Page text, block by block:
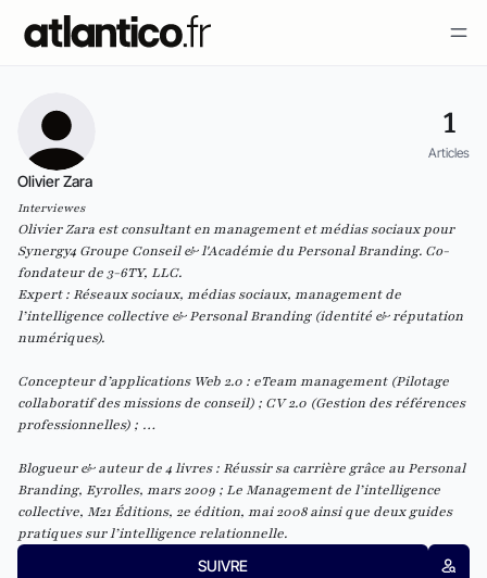
1
Articles
Olivier Zara
Interviewes
Olivier Zara est consultant en management et médias sociaux pour
Synergy4 Groupe Conseil & l'Académie du Personal Branding. Co-
fondateur de 3-6TY, LLC.
Expert : Réseaux sociaux, médias sociaux, management de
l’intelligence collective & Personal Branding (identité & réputation
numériques).
Concepteur d’applications Web 2.0 : eTeam management (Pilotage
collaboratif des missions de conseil) ; CV 2.0 (Gestion des références
professionnelles) ; …
Blogueur & auteur de 4 livres : Réussir sa carrière grâce au Personal
Branding, Eyrolles, mars 2009 ; Le Management de l’intelligence
collective, M21 Éditions, 2e édition, mai 2008 ainsi que deux guides
pratiques sur l’intelligence relationnelle.
SUIVRE